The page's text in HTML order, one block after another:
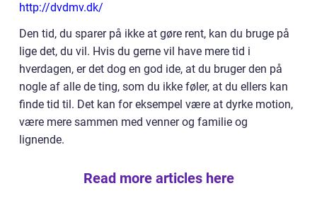
http://dvdmv.dk/
Den tid, du sparer på ikke at gøre rent, kan du bruge på
lige det, du vil. Hvis du gerne vil have mere tid i
hverdagen, er det dog en god ide, at du bruger den på
nogle af alle de ting, som du ikke føler, at du ellers kan
finde tid til. Det kan for eksempel være at dyrke motion,
være mere sammen med venner og familie og
lignende.
Read more articles here